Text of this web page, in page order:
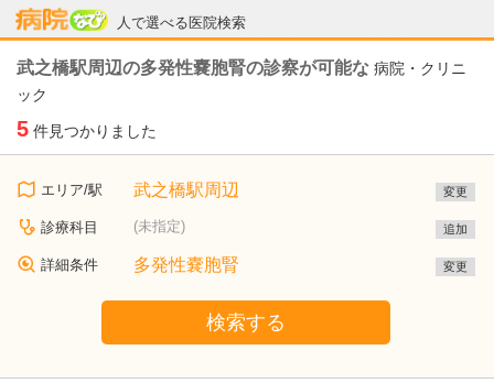
人で選べる医院検索
病院なび
武之橋駅周辺の多発性嚢胞腎の診察が可能な 病院・クリニ
ック
5 件見つかりました
エリア/駅 武之橋駅周辺 変更
診療科目 (未指定) 追加
詳細条件 多発性嚢胞腎 変更
検索する